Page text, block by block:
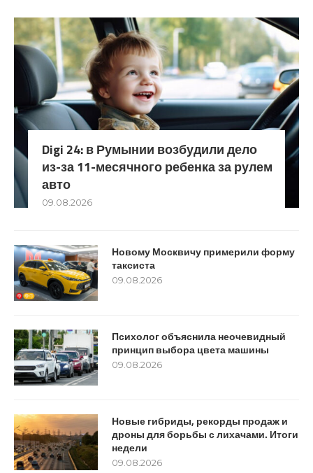
Digi 24: в Румынии возбудили дело
из-за 11-месячного ребенка за рулем
авто
09.08.2026
Новому Москвичу примерили форму
таксиста
09.08.2026
Психолог объяснила неочевидный
принцип выбора цвета машины
09.08.2026
Новые гибриды, рекорды продаж и
дроны для борьбы с лихачами. Итоги
недели
09.08.2026